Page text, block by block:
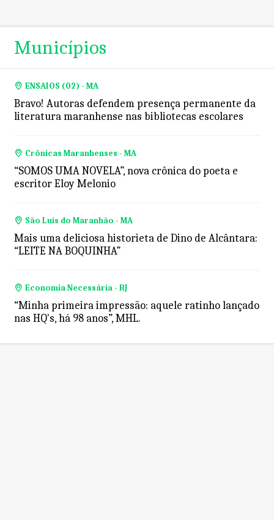
Municípios
ENSAIOS (02) - MA
Bravo! Autoras defendem presença permanente da
literatura maranhense nas bibliotecas escolares
Crônicas Maranhenses - MA
“SOMOS UMA NOVELA”, nova crônica do poeta e
escritor Eloy Melonio
São Luís do Maranhão - MA
Mais uma deliciosa historieta de Dino de Alcântara:
“LEITE NA BOQUINHA”
Economia Necessária - RJ
“Minha primeira impressão: aquele ratinho lançado
nas HQ's, há 98 anos”, MHL.